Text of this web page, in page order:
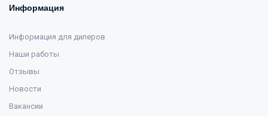
Информация
Информация для дилеров
Наши работы
Отзывы
Новости
Вакансии